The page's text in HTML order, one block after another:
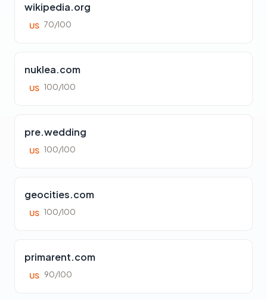
wikipedia.org
US 70/100
nuklea.com
US 100/100
pre.wedding
US 100/100
geocities.com
US 100/100
primarent.com
US 90/100